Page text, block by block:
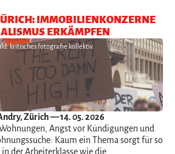
IMMOBILIENKONZERNE
ERKÄMPFEN
kritisches fotografie kollektiv.
Zürich — 14. 05. 2026
Angst vor Kündigungen und
Kaum ein Thema sorgt für so
der Arbeiterklasse wie die